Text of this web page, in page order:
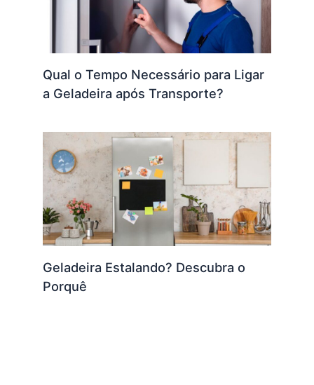
Qual o Tempo Necessário para Ligar
a Geladeira após Transporte?
Geladeira Estalando? Descubra o
Porquê